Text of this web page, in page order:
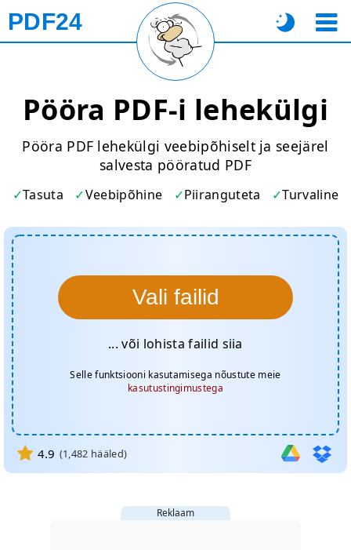
PDF24
Pööra PDF-i lehekülgi
Pööra PDF lehekülgi veebipõhiselt ja seejärel
salvesta pööratud PDF
Tasuta Veebipõhine Piiranguteta Turvaline
Vali failid
... või lohista failid siia
Selle funktsiooni kasutamisega nõustute meie
kasutustingimustega
4.9 (1,482 hääled)
Reklaam